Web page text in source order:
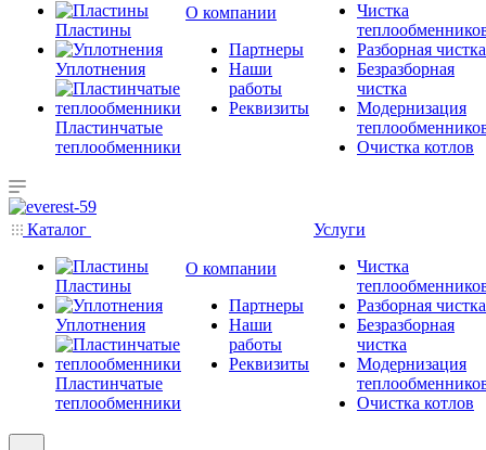
Пластины
Уплотнения
Пластинчатые
теплообменники
О компании
Партнеры
Наши
работы
Реквизиты
Чистка
Разборная чистка
Безразборная
чистка
Модернизация
Очистка котлов
Каталог
Пластины
Уплотнения
Пластинчатые
теплообменники
О компании
Партнеры
Наши
работы
Реквизиты
Услуги
Чистка
Разборная чистка
Безразборная
чистка
Модернизация
Очистка котлов